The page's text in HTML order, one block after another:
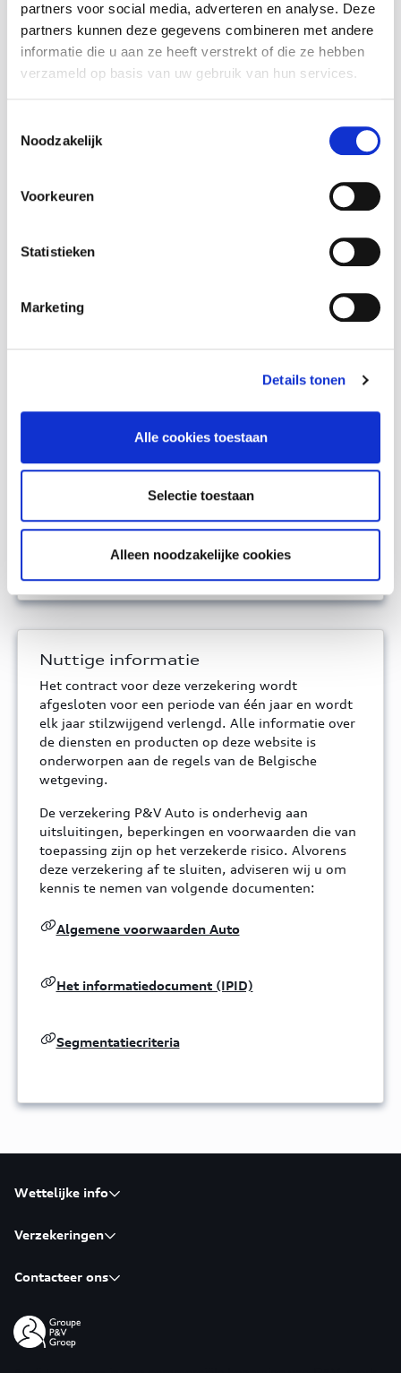
partners voor social media, adverteren en analyse. Deze
partners kunnen deze gegevens combineren met andere
informatie die u aan ze heeft verstrekt of die ze hebben
verzameld op basis van uw gebruik van hun services.
Noodzakelijk
Voorkeuren
Statistieken
Marketing
Details tonen
Alle cookies toestaan
Selectie toestaan
Alleen noodzakelijke cookies
wordt veroordeeld.
Schadegevallen als gevolg van:
Het gebruik van een luchtvaartuig, een
boot met een motor van meer dan 5 CV
DIN of een zeilboot van meer dan 300
Het gebruik van een zelfrijdend voertuig
dat onderworpen is aan de verplichte
De betwisting van kosten en honoraria
uw belangen verzekeren in het kader
Om uw juridische belangen optimaal te
Met haar rechtsbijstand Artikel 1 past Arces het
een polis rechtsbijstand Auto vindt die u betere
voorwaarden biedt bij het afhandelen van uw
schadegeval, dan engageren wij ons om u dezelfde
voorwaarden te bieden."
Nuttige informatie
Het contract voor deze verzekering wordt
afgesloten voor een periode van één jaar en wordt
elk jaar stilzwijgend verlengd. Alle informatie over
de diensten en producten op deze website is
onderworpen aan de regels van de Belgische
wetgeving.
De verzekering P&V Auto is onderhevig aan
uitsluitingen, beperkingen en voorwaarden die van
toepassing zijn op het verzekerde risico. Alvorens
deze verzekering af te sluiten, adviseren wij u om
kennis te nemen van volgende documenten:
Algemene voorwaarden Auto
Het informatiedocument (IPID)
Segmentatiecriteria
Wettelijke info
Verzekeringen
Contacteer ons